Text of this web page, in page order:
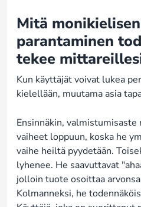
Mitä
parantaminen
tekee
Kun käyttäjät voivat lukea
kielellään, muutama asia
Ensinnäkin,
vaiheet loppuun, koska he
vaihe heiltä pyydetään.
lyhenee. He saavuttavat
jolloin tuote osoittaa
Kolmanneksi, he